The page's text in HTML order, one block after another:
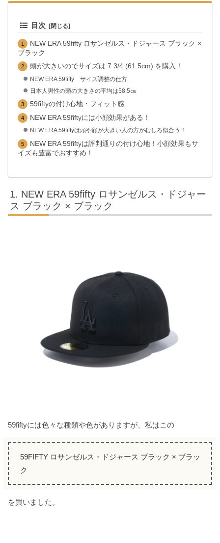
目次
NEW ERA 59fifty ロサンゼルス・ドジャース ブラック ×
ブラック
頭が大きいのでサイズは 7 3/4 (61.5cm) を購入！
NEW ERA 59fifty サイズ調整の仕方
日本人男性の頭の大きさの平均は58.5㎝
59fiftyの付け心地・フィット感
NEW ERA 59fiftyには小顔効果がある！
NEW ERA 59fiftyは頭や顔が大きい人の方がむしろ似合う！
NEW ERA 59fiftyは評判通りの付け心地！小顔効果もサ
イズも豊富でおすすめ！
NEW ERA 59fifty ロサンゼルス・ドジャー
ス ブラック × ブラック
59fiftyには色々な種類や色がありますが、私はこの
59FIFTY ロサンゼルス・ドジャース ブラック × ブラッ
ク
を買いました。